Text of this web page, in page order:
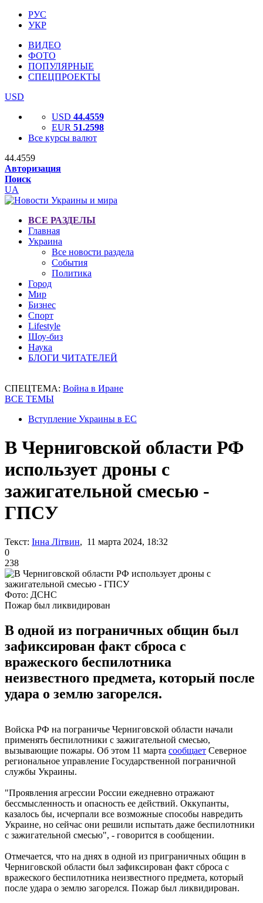
РУС
УКР
ВИДЕО
ФОТО
ПОПУЛЯРНЫЕ
СПЕЦПРОЕКТЫ
USD
USD 44.4559
EUR 51.2598
Все курсы валют
44.4559
Авторизация
Поиск
UA
ВСЕ РАЗДЕЛЫ
Главная
Украина
Все новости раздела
События
Политика
Город
Мир
Бизнес
Спорт
Lifestyle
Шоу-биз
Наука
БЛОГИ ЧИТАТЕЛЕЙ
СПЕЦТЕМА: Война в Иране
ВСЕ ТЕМЫ
Вступление Украины в ЕС
В Черниговской области РФ
использует дроны с
зажигательной смесью -
ГПСУ
Текст: Інна Літвин, 11 марта 2024, 18:32
0
238
Фото: ДСНС
Пожар был ликвидирован
В одной из пограничных общин был
зафиксирован факт сброса с
вражеского беспилотника
неизвестного предмета, который после
удара о землю загорелся.
Войска РФ на пограничье Черниговской области начали
применять беспилотники с зажигательной смесью,
вызывающие пожары. Об этом 11 марта сообщает Северное
региональное управление Государственной пограничной
службы Украины.
"Проявления агрессии России ежедневно отражают
бессмысленность и опасность ее действий. Оккупанты,
казалось бы, исчерпали все возможные способы навредить
Украине, но сейчас они решили испытать даже беспилотники
с зажигательной смесью", - говорится в сообщении.
Отмечается, что на днях в одной из приграничных общин в
Черниговской области был зафиксирован факт сброса с
вражеского беспилотника неизвестного предмета, который
после удара о землю загорелся. Пожар был ликвидирован.